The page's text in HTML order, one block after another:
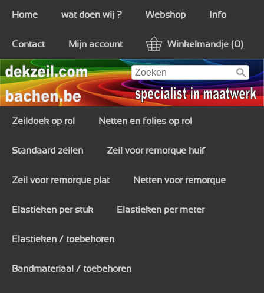
Home wat doen wij ? Webshop Info
Contact Mijn account Winkelmandje (0)
Zeildoek op rol Netten en folies op rol
Standaard zeilen Zeil voor remorque huif
Zeil voor remorque plat Netten voor remorque
Elastieken per stuk Elastieken per meter
Elastieken / toebehoren
Bandmateriaal / toebehoren